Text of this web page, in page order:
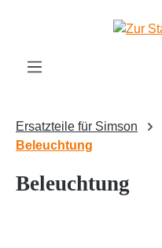
Zum Hauptinhalt springen
Ersatzteile für Simson
Beleuchtung
Beleuchtung